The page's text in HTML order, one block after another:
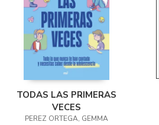
TODAS LAS PRIMERAS
VECES
PEREZ ORTEGA, GEMMA